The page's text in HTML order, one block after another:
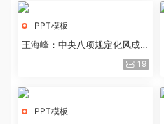
PPT模板
王海峰：中央八项规定化风成俗
19
PPT模板